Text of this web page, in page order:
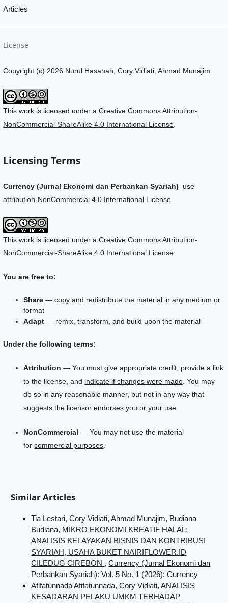
Articles
License
Copyright (c) 2026 Nurul Hasanah, Cory Vidiati, Ahmad Munajim
This work is licensed under aCreative Commons Attribution-
NonCommercial-ShareAlike 4.0 International License
Licensing Terms
Currency (Jurnal Ekonomi dan Perbankan Syariah)
use
attribution-NonCommercial 4.0 International License
This work is licensed under aCreative Commons Attribution-
NonCommercial-ShareAlike 4.0 International License
You are free to:
Share — copy and redistribute the material in any medium or
format
Adapt — remix, transform, and build upon the material
Under the following terms:
Attribution — You must giveappropriate credit, provide a link
to the license, and indicate if changes were made. You may
do so in any reasonable manner, but not in any way that
suggests the licensor endorses you or your use.
NonCommercial — You may not use the material
forcommercial purposes
Similar Articles
Tia Lestari, Cory Vidiati, Ahmad Munajim, Budiana
Budiana, MIKRO EKONOMI KREATIF HALAL:
ANALISIS KELAYAKAN BISNIS DAN KONTRIBUSI
SYARIAH, USAHA BUKET NAIRIFLOWER.ID
CILEDUG CIREBON ,Currency (Jurnal Ekonomi dan
Perbankan Syariah): Vol. 5 No. 1 (2026): Currency
Afifatunnada Afifatunnada, Cory Vidiati,ANALISIS
KESADARAN PELAKU UMKM TERHADAP